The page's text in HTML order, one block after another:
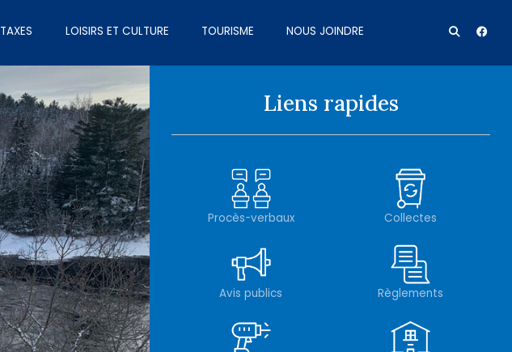
LOISIRS ET CULTURE TOURISME NOUS JOINDRE
Liens rapides
Procès-verbaux Collectes
Avis publics Règlements